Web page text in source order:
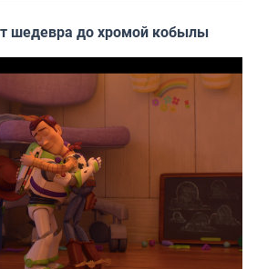
шедевра до хромой кобылы